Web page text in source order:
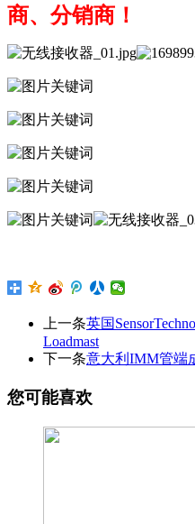
商、分销商！
上一条英国
Loadmast
下一条意大利IMM管端
您可能喜欢